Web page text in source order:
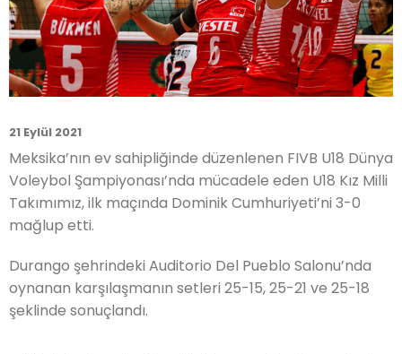
21 Eylül 2021
Meksika’nın ev sahipliğinde düzenlenen FIVB U18 Dünya
Voleybol Şampiyonası’nda mücadele eden U18 Kız Milli
Takımımız, ilk maçında Dominik Cumhuriyeti’ni 3-0
mağlup etti.
Durango şehrindeki Auditorio Del Pueblo Salonu’nda
oynanan karşılaşmanın setleri 25-15, 25-21 ve 25-18
şeklinde sonuçlandı.